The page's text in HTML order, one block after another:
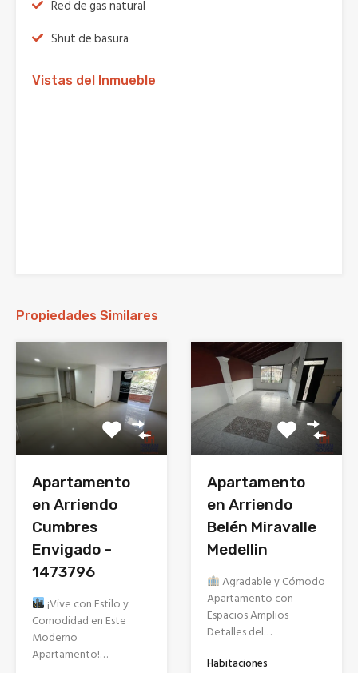
Red de gas natural
Shut de basura
Vistas del Inmueble
Propiedades Similares
Apartamento
en Arriendo
Cumbres
Envigado –
1473796
¡Vive con Estilo y
Comodidad en Este
Moderno
Apartamento!…
Apartamento
en Arriendo
Belén Miravalle
Medellin
Agradable y Cómodo
Apartamento con
Espacios Amplios
Detalles del…
Habitaciones